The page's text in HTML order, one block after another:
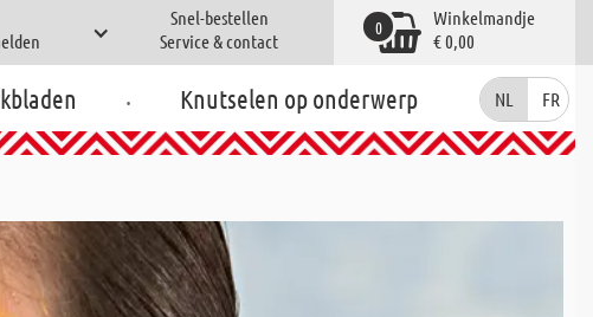
Snel-bestellen
Service & contact
Winkelmandje
€ 0,00
0
. Knutselen op onderwerp NL FR